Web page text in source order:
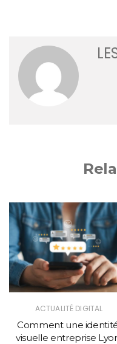
ACTUALITÉ DIGITAL
Comment une
visuelle entreprise